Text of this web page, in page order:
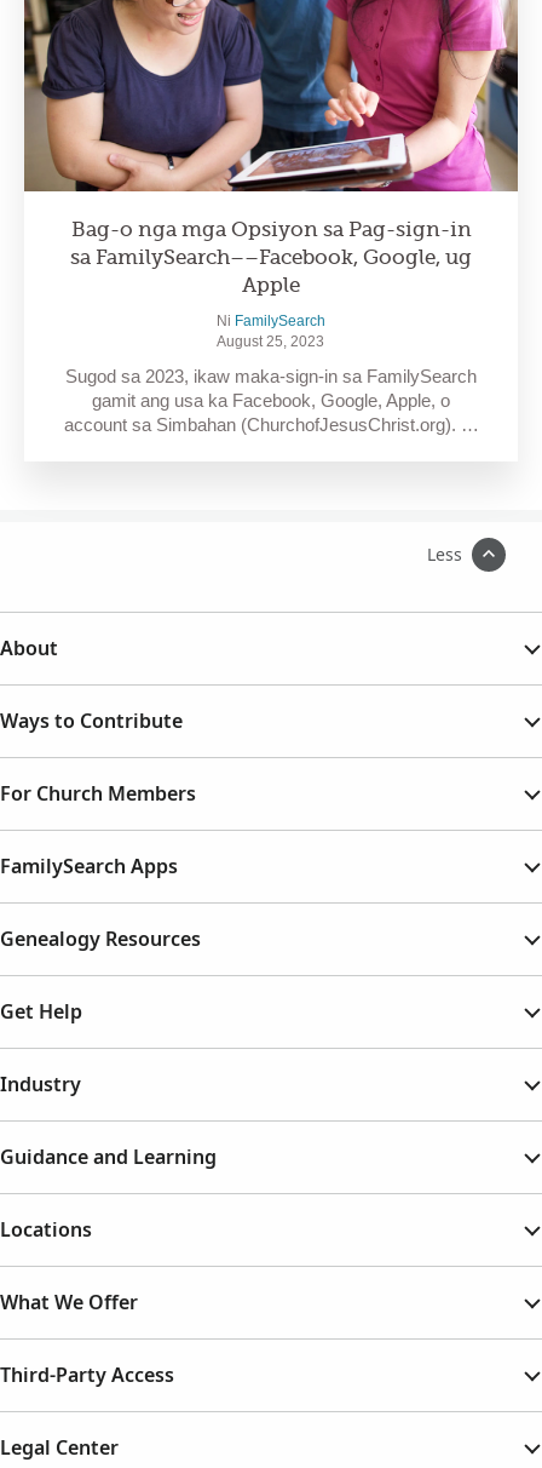
Bag-o nga mga Opsiyon sa Pag-sign-in
sa FamilySearch––Facebook, Google, ug
Apple
Ni FamilySearch
August 25, 2023
Sugod sa 2023, ikaw maka-sign-in sa FamilySearch
gamit ang usa ka Facebook, Google, Apple, o
account sa Simbahan (ChurchofJesusChrist.org). …